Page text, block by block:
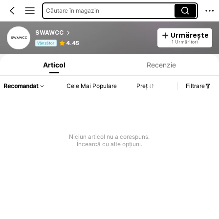
Căutare în magazin
SWAWCC
Vânzător 4.45
Urmărește
1 Urmăritori
Informații despre produs: Divulgarea prețului, detalii privind vânzările și stocul.
Articol Recenzie
Recomandat Cele Mai Populare Preț Filtrare
Niciun articol nu a corespuns.
Încearcă cu alte opțiuni.